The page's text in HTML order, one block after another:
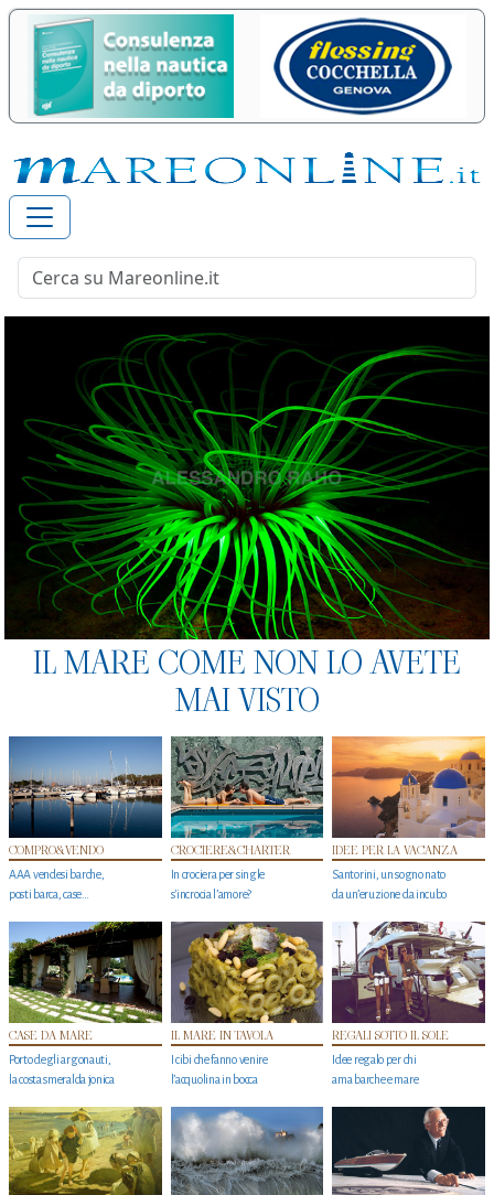
IL MARE COME NON LO AVETE
MAI VISTO
COMPRO&VENDO
AAA vendesi barche,
posti barca, case…
CROCIERE&CHARTER
In crociera per single
s'incrocia l’amore?
IDEE PER LA VACANZA
Santorini, un sogno nato
da un’eruzione da incubo
CASE DA MARE
Porto degli argonauti,
la costa smeralda jonica
IL MARE IN TAVOLA
I cibi che fanno venire
l’acquolina in bocca
REGALI SOTTO IL SOLE
Idee regalo per chi
ama barche e mare